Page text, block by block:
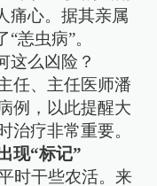
痛心。据其亲属
恙虫病”。
这么凶险？
任、主任医师潘
例，以此提醒大
治疗非常重要。
现“标记”
时干些农活。来